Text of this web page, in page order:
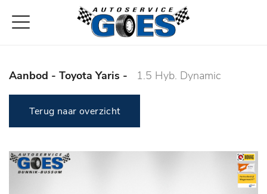
Aanbod - Toyota Yaris - 1.5 Hyb. Dynamic
Terug naar overzicht